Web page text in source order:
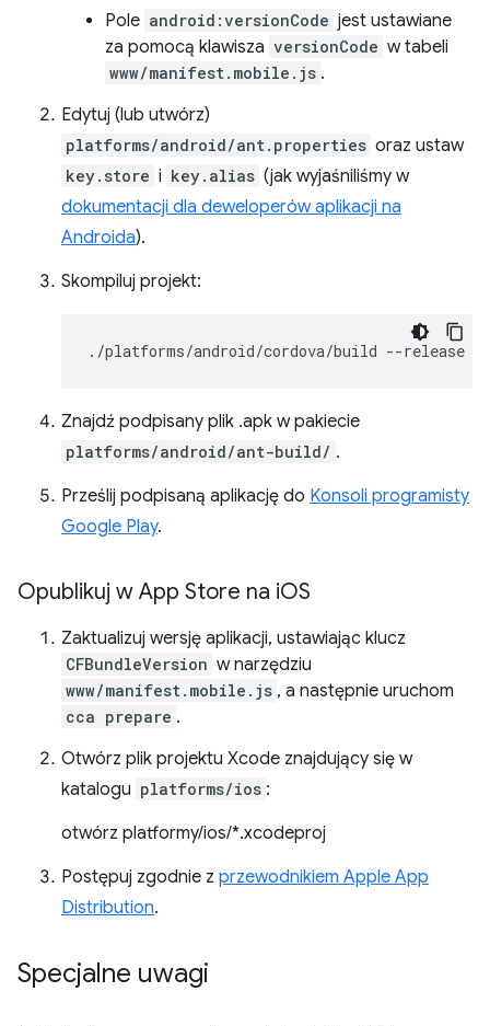
Pole android:versionCode jest ustawiane
za pomocą klawisza versionCode w tabeli
www/manifest.mobile.js .
Edytuj (lub utwórz)
platforms/android/ant.properties oraz ustaw
key.store i key.alias (jak wyjaśniliśmy w
dokumentacji dla deweloperów aplikacji na
Androida).
Skompiluj projekt:
./platforms/android/cordova/build
Znajdź podpisany plik .apk w pakiecie
platforms/android/ant-build/ .
Prześlij podpisaną aplikację do Konsoli programisty
Google Play.
Opublikuj w App Store na iOS
Zaktualizuj wersję aplikacji, ustawiając klucz
CFBundleVersion w narzędziu
www/manifest.mobile.js , a następnie uruchom
cca prepare .
Otwórz plik projektu Xcode znajdujący się w
katalogu platforms/ios :
otwórz platformy/ios/*.xcodeproj
Postępuj zgodnie z przewodnikiem Apple App
Distribution.
Specjalne uwagi